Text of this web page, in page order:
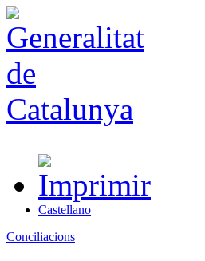
Castellano
Conciliacions